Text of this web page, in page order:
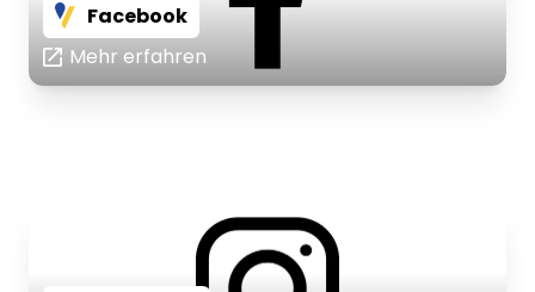
Facebook
Mehr erfahren